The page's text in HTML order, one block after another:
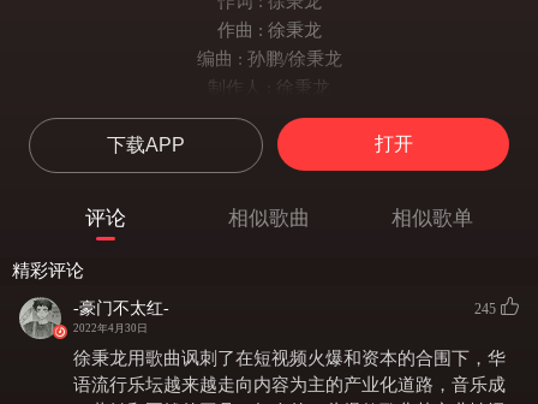
作曲 : 徐秉龙
编曲 : 孙鹏/徐秉龙
制作人 : 徐秉龙
吉他 : 孙鹏
他们写那些漂亮的企划
给谁看呢
给谁听呢
谁会懂
唱一首商业歌曲来贴补家用
下载APP 打开
评论 相似歌曲 相似歌单
精彩评论
-豪门不太红-
2022年4月30日
245
徐秉龙用歌曲讽刺了在短视频火爆和资本的合围下，华
语流行乐坛越来越走向内容为主的产业化道路，音乐成